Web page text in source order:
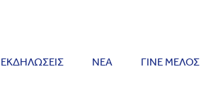
ΕΚΔΗΛΩΣΕΙΣ ΝΕΑ ΓΙΝΕ ΜΕΛΟΣ